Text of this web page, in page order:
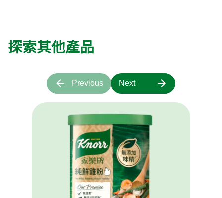
探索其他產品
Previous Next